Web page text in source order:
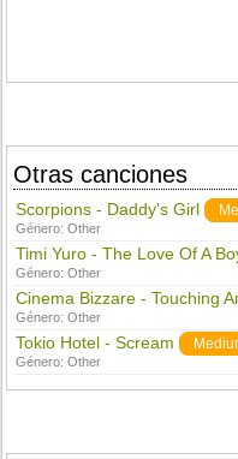
Otras canciones
Scorpions - Daddy's Girl
Género:Other
Timi Yuro - The Love Of A
Género:Other
Cinema Bizzare - Touching
Género:Other
Tokio Hotel - Scream
Género:Other